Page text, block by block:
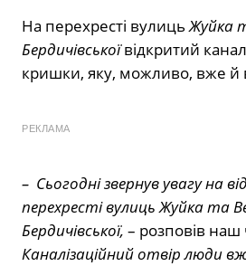
На перехресті вулицьЖуйка
Бердичівськоївідкритий
кришки, яку, можливо, вже й
РЕКЛАМА
– Сьогодні звернув увагу на
перехресті вулиць Жуйка та
Бердичівської, – розповів наш
Каналізаційний отвір люди